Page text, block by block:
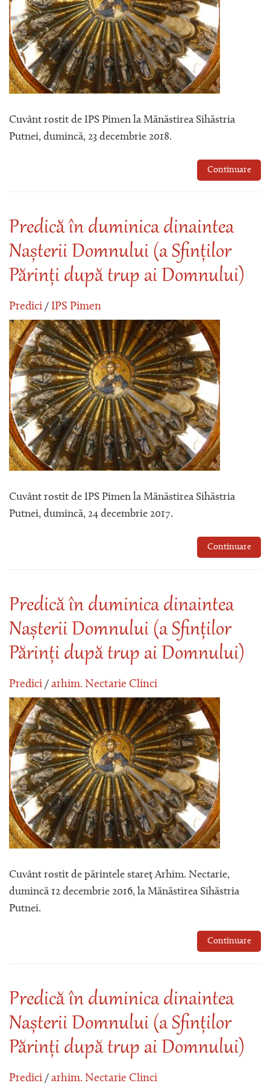
Cuvânt rostit de IPS Pimen la Mănăstirea Sihăstria
Putnei, dumincă, 23 decembrie 2018.
Continuare
Predică în duminica dinaintea
Nașterii Domnului (a Sfinților
Părinți după trup ai Domnului)
Predici / IPS Pimen
Cuvânt rostit de IPS Pimen la Mănăstirea Sihăstria
Putnei, dumincă, 24 decembrie 2017.
Continuare
Predică în duminica dinaintea
Nașterii Domnului (a Sfinților
Părinți după trup ai Domnului)
Predici / arhim. Nectarie Clinci
Cuvânt rostit de părintele stareț Arhim. Nectarie,
dumincă 12 decembrie 2016, la Mănăstirea Sihăstria
Putnei.
Continuare
Predică în duminica dinaintea
Nașterii Domnului (a Sfinților
Părinți după trup ai Domnului)
Predici / arhim. Nectarie Clinci